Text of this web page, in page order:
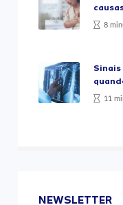
8
11
NEWSLETTER